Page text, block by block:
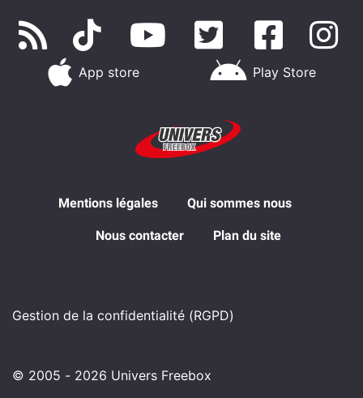
App store Play Store
Mentions légales Qui sommes nous
Nous contacter Plan du site
Gestion de la confidentialité (RGPD)
© 2005 - 2026 Univers Freebox